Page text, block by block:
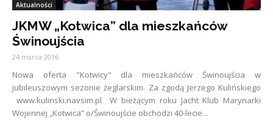
Aktualności
JKMW „Kotwica” dla mieszkańców
Świnoujścia
24 marca 2016
Nowa oferta "Kotwicy" dla mieszkańców Świnoujścia w
jubileuszowym sezonie żeglarskim. Za zgodą Jerzego Kulińskiego
www.kulinski.navsim.pl W bieżącym roku Jacht Klub Marynarki
Wojennej „Kotwica” o/Świnoujście obchodzi 40-lecie...